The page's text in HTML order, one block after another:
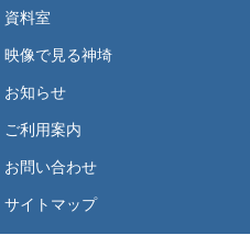
資料室
映像で見る神埼
お知らせ
ご利用案内
お問い合わせ
サイトマップ